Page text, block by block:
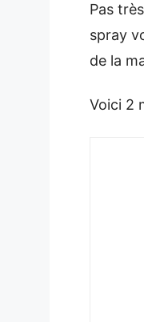
Pas
spray
de la
Voici 2